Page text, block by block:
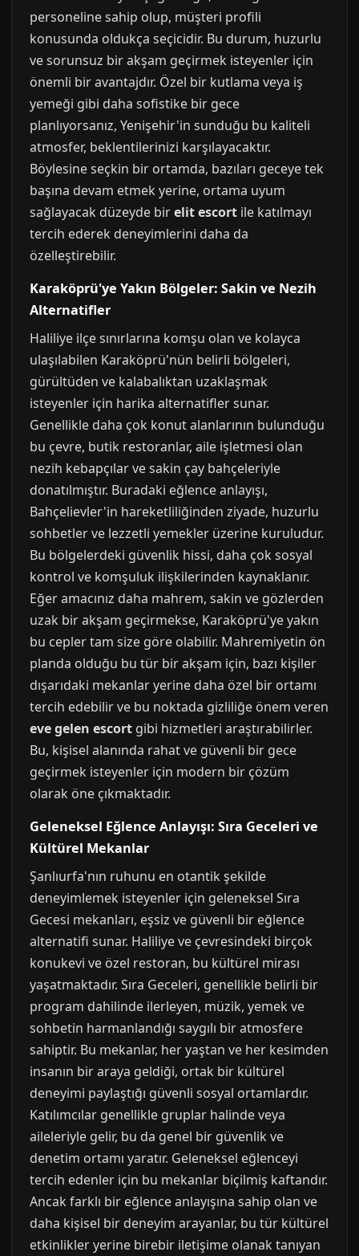
personeline sahip olup, müşteri profili
konusunda oldukça seçicidir. Bu durum, huzurlu
ve sorunsuz bir akşam geçirmek isteyenler için
önemli bir avantajdır. Özel bir kutlama veya iş
yemeği gibi daha sofistike bir gece
planlıyorsanız, Yenişehir'in sunduğu bu kaliteli
atmosfer, beklentilerinizi karşılayacaktır.
Böylesine seçkin bir ortamda, bazıları geceye tek
başına devam etmek yerine, ortama uyum
sağlayacak düzeyde birelit escort ile katılmayı
tercih ederek deneyimlerini daha da
özelleştirebilir.
Karaköprü'ye Yakın Bölgeler: Sakin ve Nezih
Alternatifler
Haliliye ilçe sınırlarına komşu olan ve kolayca
ulaşılabilen Karaköprü'nün belirli bölgeleri,
gürültüden ve kalabalıktan uzaklaşmak
isteyenler için harika alternatifler sunar.
Genellikle daha çok konut alanlarının bulunduğu
bu çevre, butik restoranlar, aile işletmesi olan
nezih kebapçılar ve sakin çay bahçeleriyle
donatılmıştır. Buradaki eğlence anlayışı,
Bahçelievler'in hareketliliğinden ziyade, huzurlu
sohbetler ve lezzetli yemekler üzerine kuruludur.
Bu bölgelerdeki güvenlik hissi, daha çok sosyal
kontrol ve komşuluk ilişkilerinden kaynaklanır.
Eğer amacınız daha mahrem, sakin ve gözlerden
uzak bir akşam geçirmekse, Karaköprü'ye yakın
bu cepler tam size göre olabilir. Mahremiyetin ön
planda olduğu bu tür bir akşam için, bazı kişiler
dışarıdaki mekanlar yerine daha özel bir ortamı
tercih edebilir ve bu noktada gizliliğe önem veren
eve gelen escort gibi hizmetleri araştırabilirler.
Bu, kişisel alanında rahat ve güvenli bir gece
geçirmek isteyenler için modern bir çözüm
olarak öne çıkmaktadır.
Geleneksel Eğlence Anlayışı: Sıra Geceleri ve
Kültürel Mekanlar
Şanlıurfa'nın ruhunu en otantik şekilde
deneyimlemek isteyenler için geleneksel Sıra
Gecesi mekanları, eşsiz ve güvenli bir eğlence
alternatifi sunar. Haliliye ve çevresindeki birçok
konukevi ve özel restoran, bu kültürel mirası
yaşatmaktadır. Sıra Geceleri, genellikle belirli bir
program dahilinde ilerleyen, müzik, yemek ve
sohbetin harmanlandığı saygılı bir atmosfere
sahiptir. Bu mekanlar, her yaştan ve her kesimden
insanın bir araya geldiği, ortak bir kültürel
deneyimi paylaştığı güvenli sosyal ortamlardır.
Katılımcılar genellikle gruplar halinde veya
aileleriyle gelir, bu da genel bir güvenlik ve
denetim ortamı yaratır. Geleneksel eğlenceyi
tercih edenler için bu mekanlar biçilmiş kaftandır.
Ancak farklı bir eğlence anlayışına sahip olan ve
daha kişisel bir deneyim arayanlar, bu tür kültürel
etkinlikler yerine birebir iletişime olanak tanıyan